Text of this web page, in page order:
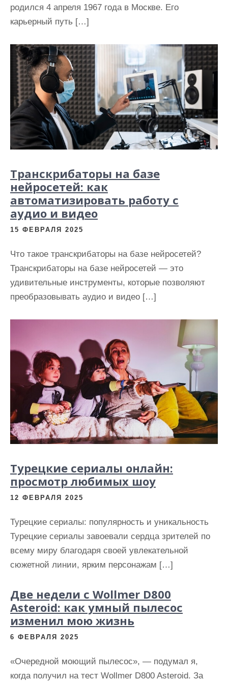
родился 4 апреля 1967 года в Москве. Его
карьерный путь […]
Транскрибаторы на базе
нейросетей: как
автоматизировать работу с
аудио и видео
15 ФЕВРАЛЯ 2025
Что такое транскрибаторы на базе нейросетей?
Транскрибаторы на базе нейросетей — это
удивительные инструменты, которые позволяют
преобразовывать аудио и видео […]
Турецкие сериалы онлайн:
просмотр любимых шоу
12 ФЕВРАЛЯ 2025
Турецкие сериалы: популярность и уникальность
Турецкие сериалы завоевали сердца зрителей по
всему миру благодаря своей увлекательной
сюжетной линии, ярким персонажам […]
Две недели с Wollmer D800
Asteroid: как умный пылесос
изменил мою жизнь
6 ФЕВРАЛЯ 2025
«Очередной моющий пылесос», — подумал я,
когда получил на тест Wollmer D800 Asteroid. За